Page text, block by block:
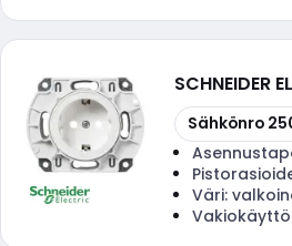
SCHNEIDER
Kopioi
Sähkönro
Väri: